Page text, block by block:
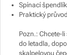
Spínací špendlík
Praktický
Pozn.: Chcete-
do letadla,
skalpelovou